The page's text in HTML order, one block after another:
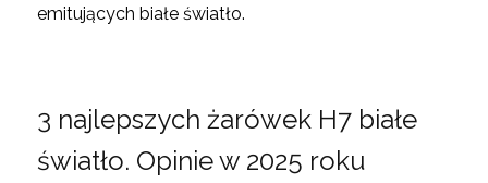
emitujących białe światło.
3 najlepszych żarówek H7 białe
światło. Opinie w 2025 roku